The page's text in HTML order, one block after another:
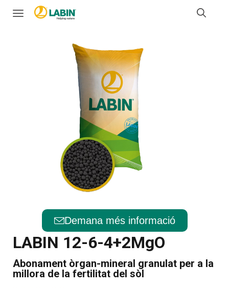
Demana més informació
LABIN 12-6-4+2MgO
Abonament òrgan-mineral granulat per a la
millora de la fertilitat del sòl